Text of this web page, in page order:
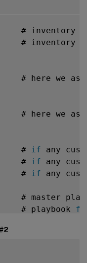
# inventory
# inventory
# here we
# here we
#
if any
#
if any
#
if any
master
# playbook